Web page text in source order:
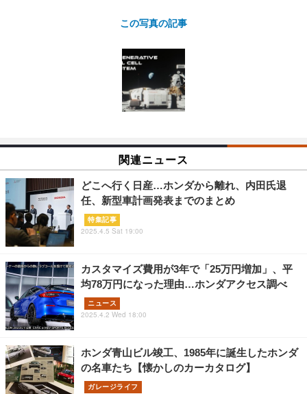
この写真の記事
関連ニュース
どこへ行く日産…ホンダから離れ、内田氏退
任、新型車計画発表までのまとめ
特集記事
2025.4.5 Sat 19:00
カスタマイズ費用が3年で「25万円増加」、平
均78万円になった理由…ホンダアクセス調べ
ニュース
2025.4.2 Wed 18:00
ホンダ青山ビル竣工、1985年に誕生したホンダ
の名車たち【懐かしのカーカタログ】
ガレージライフ